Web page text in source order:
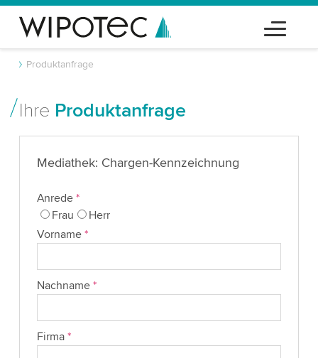
Produktanfrage
Ihre Produktanfrage
Mediathek: Chargen-Kennzeichnung
Anrede *
Frau
Herr
Vorname *
Nachname *
Firma *